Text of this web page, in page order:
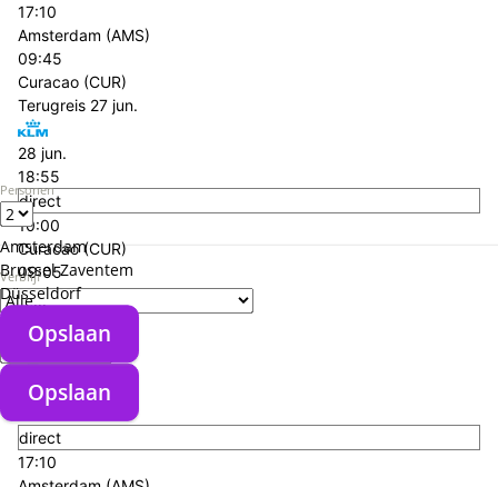
Personen
Verblijf
Verzorgingstype
Opslaan
Amsterdam
Brussel Zaventem
Düsseldorf
Opslaan
17:10
Amsterdam (AMS)
09:45
Curacao (CUR)
Terugreis 27 jun.
28 jun.
18:55
direct
10:00
Curacao (CUR)
09:05
Amsterdam (AMS)
Heenreis 22 jun.
22 jun.
direct
17:10